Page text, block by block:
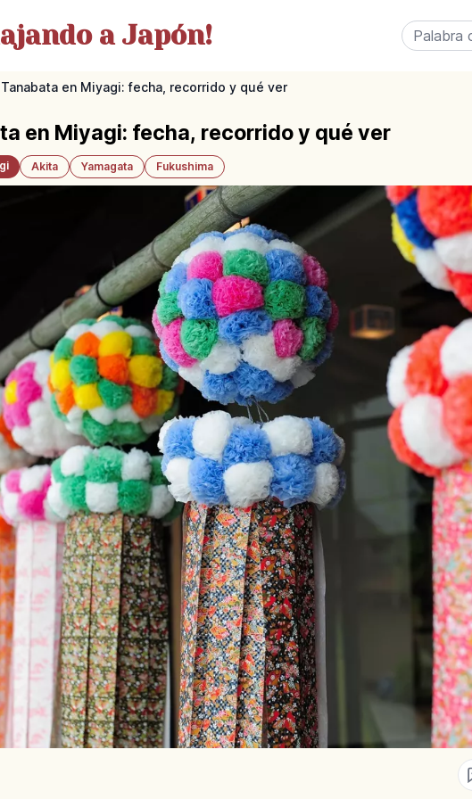
a Japón!
en Miyagi: fecha, recorrido y qué ver
en Miyagi: fecha, recorrido y qué ver
Akita Yamagata Fukushima